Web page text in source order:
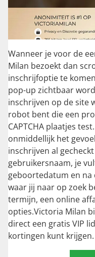
Wanneer je voor de
Milan bezoekt dan
inschrijfoptie te
pop-up zichtbaar
inschrijven op de site
robot bent die een
CAPTCHA plaatjes
onmiddellijk het
inschrijven al
gebruikersnaam, je
geboortedatum en na
waar jij naar op zoek
termijn, een online
opties.Victoria Milan
direct een gratis VIP
kortingen kunt krijgen.